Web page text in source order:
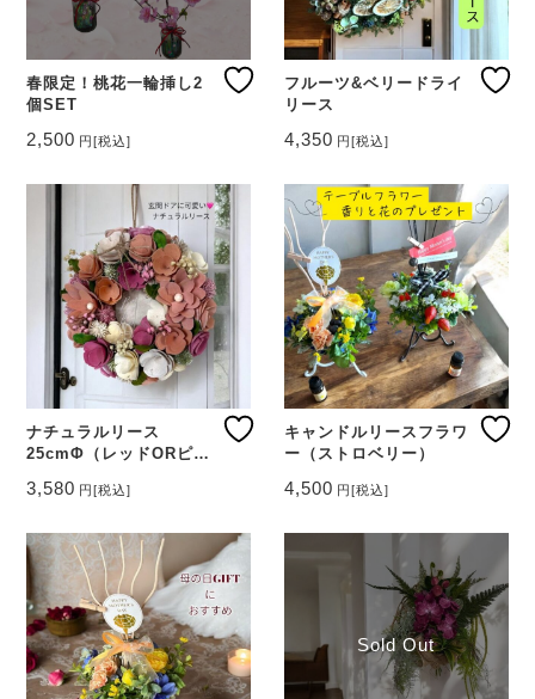
春限定！桃花一輪挿し2
個SET
2,500 円[税込]
フルーツ&ベリードライ
リース
4,350 円[税込]
ナチュラルリース
25cmΦ（レッドORピン
3,580 円[税込]
の
商
に
は
複
数
の
キャンドルリースフラワ
ー（ストロベリー）
4,500 円[税込]
Sold Out